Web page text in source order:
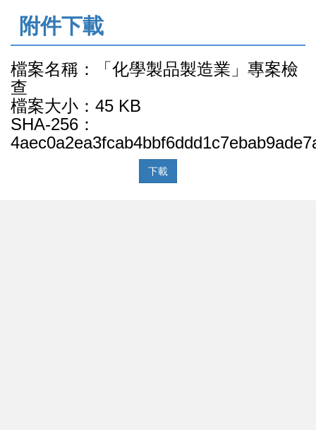
附件下載
檔案名稱：「化學製品製造業」專案檢
查
檔案大小：45 KB
SHA-256：
下載